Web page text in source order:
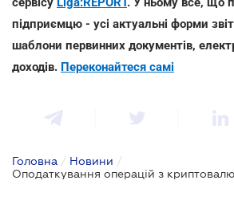
підприємцю - усі актуальні форми
шаблони первинних документів,
доходів. Переконайтеся самі
Головна / Новини /